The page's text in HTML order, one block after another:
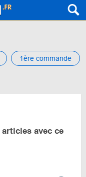
1ère commande
avec ce